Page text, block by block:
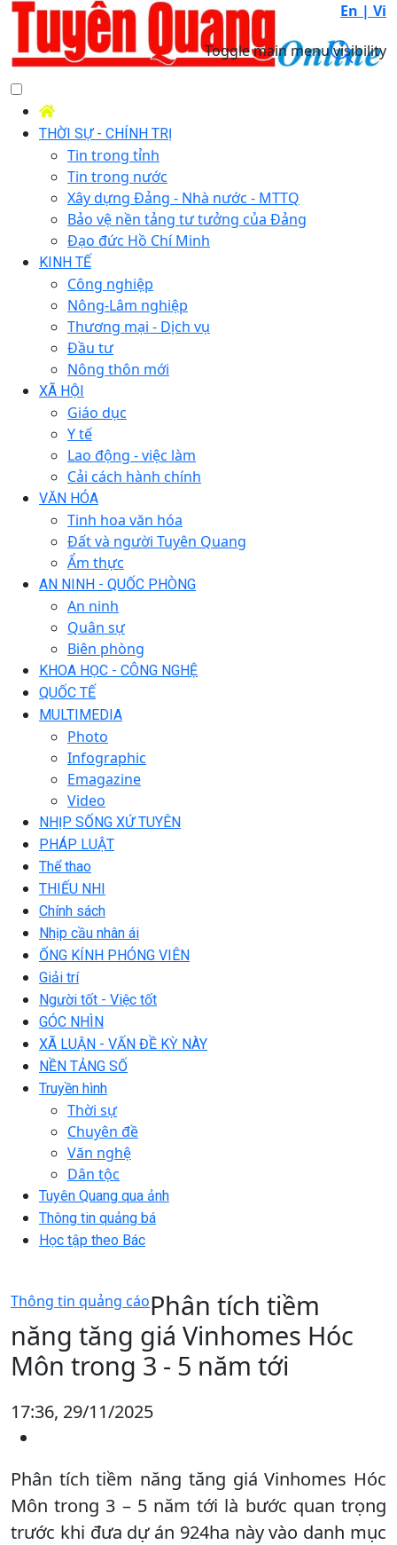
En | Vi
Toggle main menu visibility
THỜI SỰ - CHÍNH TRỊ
Tin trong tỉnh
Tin trong nước
Xây dựng Đảng - Nhà nước - MTTQ
Bảo vệ nền tảng tư tưởng của Đảng
Đạo đức Hồ Chí Minh
KINH TẾ
Công nghiệp
Nông-Lâm nghiệp
Thương mại - Dịch vụ
Đầu tư
Nông thôn mới
XÃ HỘI
Giáo dục
Y tế
Lao động - việc làm
Cải cách hành chính
VĂN HÓA
Tinh hoa văn hóa
Đất và người Tuyên Quang
Ẩm thực
AN NINH - QUỐC PHÒNG
An ninh
Quân sự
Biên phòng
KHOA HỌC - CÔNG NGHỆ
QUỐC TẾ
MULTIMEDIA
Photo
Infographic
Emagazine
Video
NHỊP SỐNG XỨ TUYÊN
PHÁP LUẬT
Thể thao
THIẾU NHI
Chính sách
Nhịp cầu nhân ái
ỐNG KÍNH PHÓNG VIÊN
Giải trí
Người tốt - Việc tốt
GÓC NHÌN
XÃ LUẬN - VẤN ĐỀ KỲ NÀY
NỀN TẢNG SỐ
Truyền hình
Thời sự
Chuyên đề
Văn nghệ
Dân tộc
Tuyên Quang qua ảnh
Thông tin quảng bá
Học tập theo Bác
Thông tin quảng cáoPhân tích tiềm
năng tăng giá Vinhomes Hóc
Môn trong 3 - 5 năm tới
17:36, 29/11/2025
Phân tích tiềm năng tăng giá Vinhomes Hóc
Môn trong 3 – 5 năm tới là bước quan trọng
trước khi đưa dự án 924ha này vào danh mục